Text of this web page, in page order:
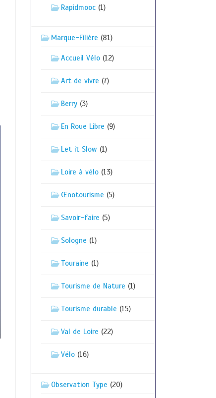
Rapidmooc(1)
Marque-Filière (81)
Accueil Vélo(12)
Art de vivre (7)
Berry(3)
En Roue Libre (9)
Let it Slow (1)
Loire à vélo(13)
Œnotourisme (5)
Savoir-faire (5)
Sologne (1)
Touraine (1)
Tourisme de Nature (1)
Tourisme durable (15)
Val de Loire (22)
Vélo(16)
Observation Type (20)